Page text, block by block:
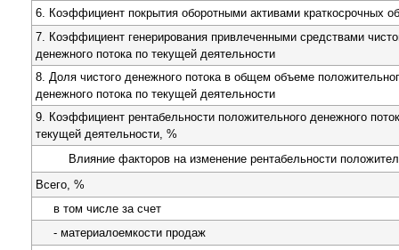
6. Коэффициент покрытия оборотными активами краткосрочных
7. Коэффициент генерирования привлеченными средствами
денежного потока по текущей деятельности
8. Доля чистого денежного потока в общем объеме
денежного потока по текущей деятельности
9. Коэффициент рентабельности положительного денежного
текущей деятельности, %
Влияние факторов на изменение рентабельности
Всего, %
в том числе за счет
- материалоемкости продаж